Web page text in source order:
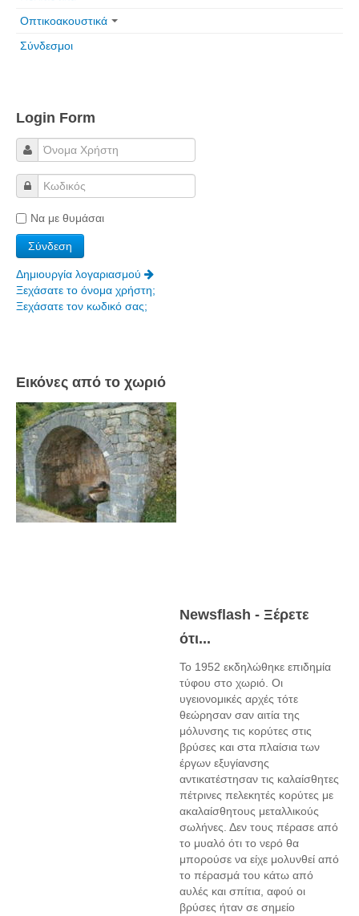
Πετρόκτιστα Σπίτια - Εκκλησίες
Πανοραμικές φωτογραφίες
Οπτικοακουστικά
Σύνδεσμοι
Login Form
Να με θυμάσαι
Δημιουργία λογαριασμού
Ξεχάσατε το όνομα χρήστη;
Ξεχάσατε τον κωδικό σας;
Εικόνες από το χωριό
Newsflash - Ξέρετε
ότι...
Το 1952 εκδηλώθηκε επιδημία
τύφου στο χωριό. Οι
υγειονομικές αρχές τότε
θεώρησαν σαν αιτία της
μόλυνσης τις κορύτες στις
βρύσες και στα πλαίσια των
έργων εξυγίανσης
αντικατέστησαν τις καλαίσθητες
πέτρινες πελεκητές κορύτες με
ακαλαίσθητους μεταλλικούς
σωλήνες. Δεν τους πέρασε από
το μυαλό ότι το νερό θα
μπορούσε να είχε μολυνθεί από
το πέρασμά του κάτω από
αυλές και σπίτια, αφού οι
βρύσες ήταν σε σημείο